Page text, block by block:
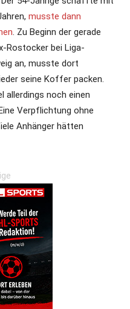
musste dann
. Zu Beginn der gerade
Rostocker bei Liga-
an, musste dort
seine Koffer packen.
allerdings noch einen
Verpflichtung ohne
Anhänger hätten